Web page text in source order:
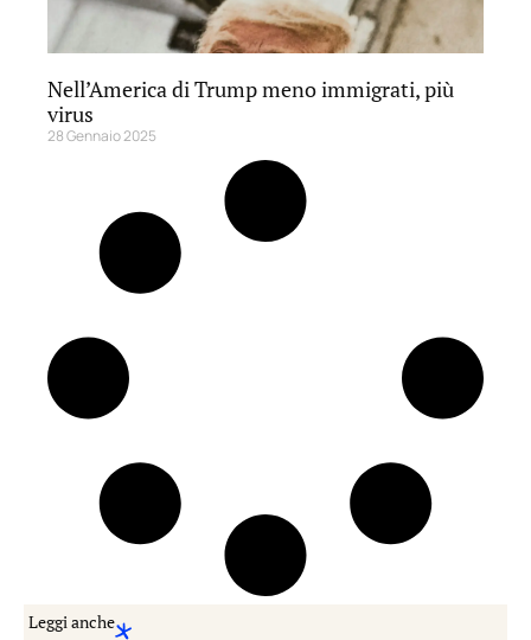
Nell’America di Trump meno immigrati, più
virus
28 Gennaio 2025
Leggi anche